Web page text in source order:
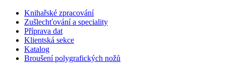
Knihařské zpracování
Zušlechťování a speciality
Příprava dat
Klientská sekce
Katalog
Broušení polygrafických nožů